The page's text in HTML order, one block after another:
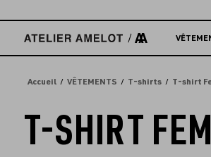
directement
contenu
Accueil VÊTEMENTS T-shirts T-shirt
T-SHIRT